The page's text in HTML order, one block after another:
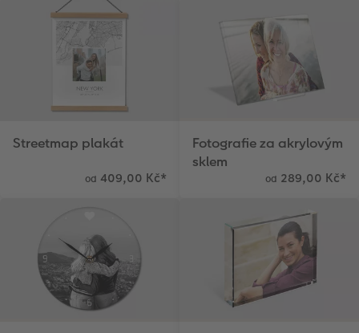
Streetmap plakát
od 409,00 Kč*
Fotografie za akrylovým
sklem
od 289,00 Kč*